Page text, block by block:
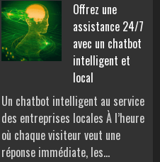
Offrez une
assistance 24/7
avec un chatbot
intelligent et
local
Un chatbot intelligent au service
des entreprises locales À l’heure
où chaque visiteur veut une
réponse immédiate, les…